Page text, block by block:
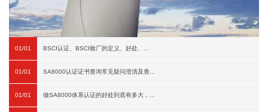
01/01 BSCI认证、BSCI验厂的定义、好处、...
01/01 SA8000认证证书查询常见疑问澄清及查...
01/01 做SA8000体系认证的好处到底有多大，...